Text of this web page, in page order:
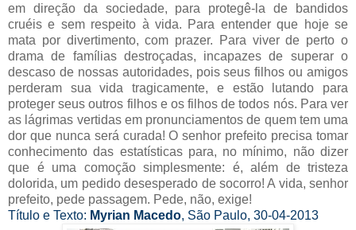
em direção da sociedade, para protegê-la de bandidos
cruéis e sem respeito à vida. Para entender que hoje se
mata por divertimento, com prazer. Para viver de perto o
drama de famílias destroçadas, incapazes de superar o
descaso de nossas autoridades, pois seus filhos ou amigos
perderam sua vida tragicamente, e estão lutando para
proteger seus outros filhos e os filhos de todos nós. Para ver
as lágrimas vertidas em pronunciamentos de quem tem uma
dor que nunca será curada! O senhor prefeito precisa tomar
conhecimento das estatísticas para, no mínimo, não dizer
que é uma comoção simplesmente: é, além de tristeza
dolorida, um pedido desesperado de socorro! A vida, senhor
prefeito, pede passagem. Pede, não, exige!
Título e Texto: Myrian Macedo, São Paulo, 30-04-2013